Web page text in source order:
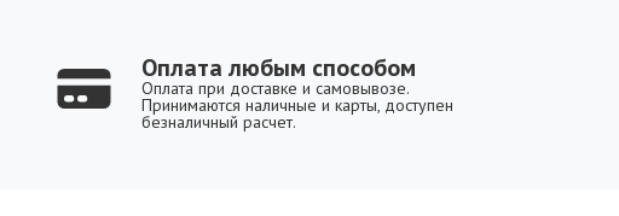
Оплата любым способом
Оплата при доставке и самовывозе.
Принимаются наличные и карты, доступен
безналичный расчет.